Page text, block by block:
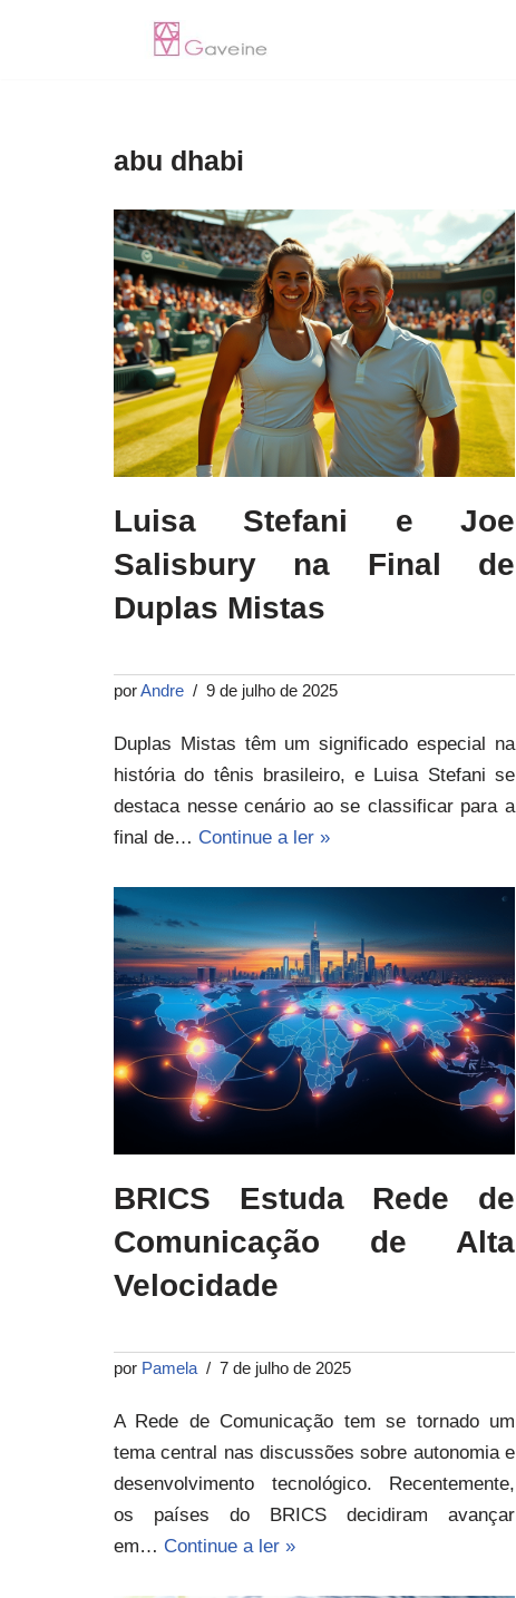
abu dhabi
Luisa Stefani e Joe
Salisbury na Final de
Duplas Mistas
porAndre 9 de julho de 2025
Duplas Mistas têm um significado especial na
história do tênis brasileiro, e Luisa Stefani se
destaca nesse cenário ao se classificar para a
final de… Continue a ler »
BRICS Estuda Rede de
Comunicação de Alta
Velocidade
por Pamela 7 de julho de 2025
A Rede de Comunicação tem se tornado um
tema central nas discussões sobre autonomia e
desenvolvimento tecnológico. Recentemente,
os países do BRICS decidiram avançar
em… Continue a ler »